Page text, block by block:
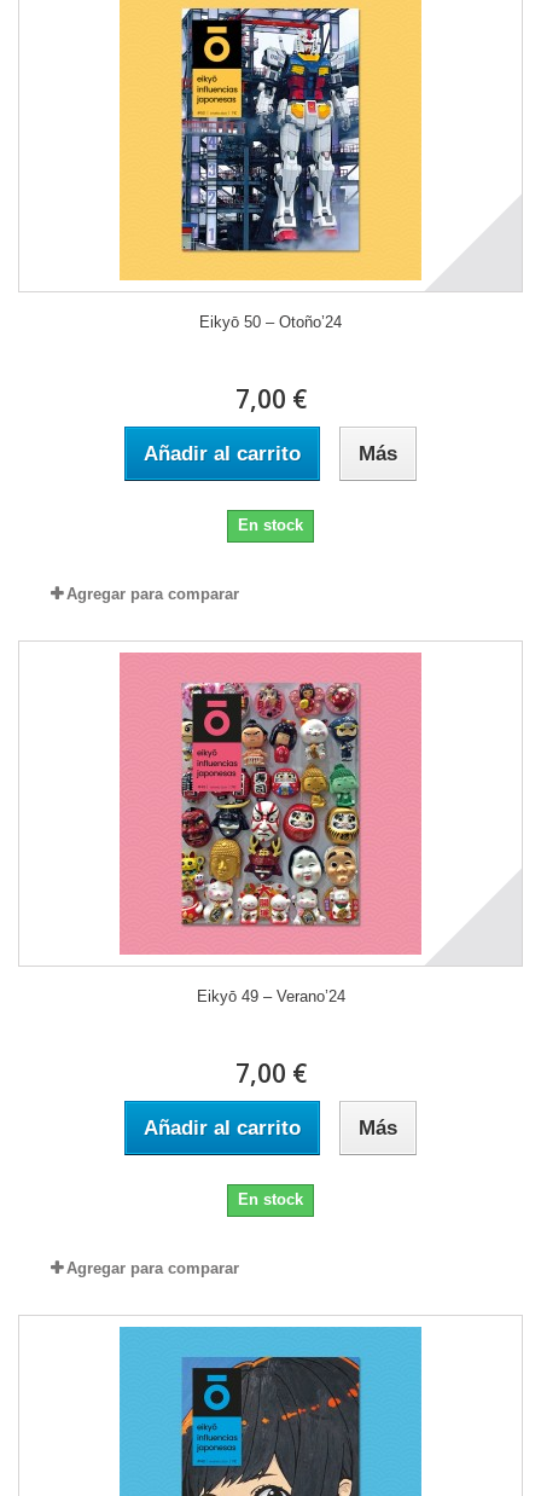
Eikyō 50 – Otoño’24
7,00 €
Añadir al carrito Más
En stock
Agregar para comparar
Eikyō 49 – Verano’24
7,00 €
Añadir al carrito Más
En stock
Agregar para comparar